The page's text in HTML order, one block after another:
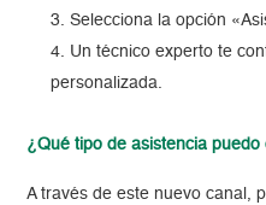
Selecciona la opción
Un técnico experto te
personalizada.
¿Qué tipo de asistencia puedo
A través de este nuevo canal,